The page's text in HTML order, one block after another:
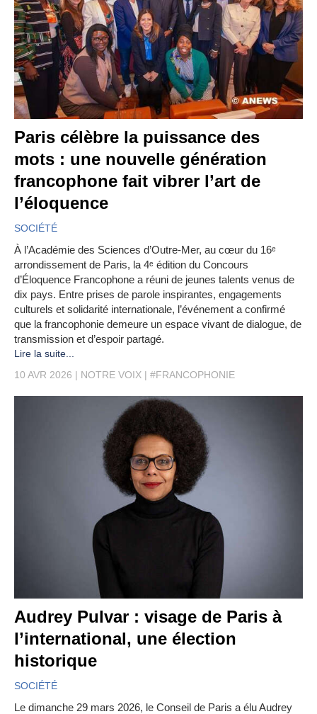
Paris célèbre la puissance des
mots : une nouvelle génération
francophone fait vibrer l’art de
l’éloquence
SOCIÉTÉ
À l’Académie des Sciences d’Outre-Mer, au cœur du 16ᵉ
arrondissement de Paris, la 4ᵉ édition du Concours
d’Éloquence Francophone a réuni de jeunes talents venus de
dix pays. Entre prises de parole inspirantes, engagements
culturels et solidarité internationale, l’événement a confirmé
que la francophonie demeure un espace vivant de dialogue, de
transmission et d’espoir partagé.
Lire la suite...
10 AVR 2026
NOTRE VOIX #FRANCOPHONIE
Audrey Pulvar : visage de Paris à
l’international, une élection
historique
SOCIÉTÉ
Le dimanche 29 mars 2026, le Conseil de Paris a élu Audrey